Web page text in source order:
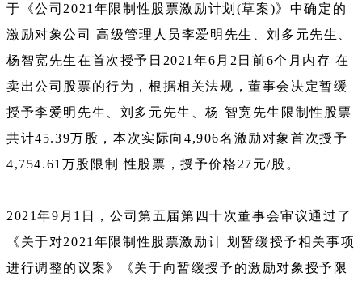
于《公司2021年限制性股票激励计划(草案)》中确定的
激励对象公司 高级管理人员李爱明先生、刘多元先生、
杨智宽先生在首次授予日2021年6月2日前6个月内存 在
卖出公司股票的行为，根据相关法规，董事会决定暂缓
授予李爱明先生、刘多元先生、杨 智宽先生限制性股票
共计45.39万股，本次实际向4,906名激励对象首次授予
4,754.61万股限制 性股票，授予价格27元/股。
2021年9月1日，公司第五届第四十次董事会审议通过了
《关于对2021年限制性股票激励计 划暂缓授予相关事项
进行调整的议案》《关于向暂缓授予的激励对象授予限